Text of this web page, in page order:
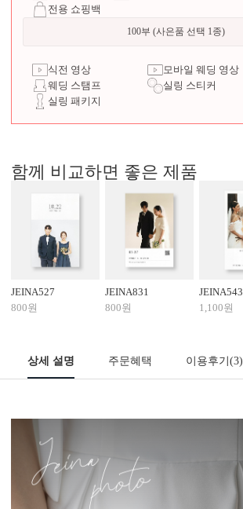
전용 쇼핑백
100부 (사은품 선택 1종)
식전 영상
모바일 웨딩 영상
웨딩 스탬프
실링 스티커
실링 패키지
함께 비교하면 좋은 제품
JEINA527
800원
JEINA831
800원
JEINA543
1,100원
상세 설명 주문혜택 이용후기(3)